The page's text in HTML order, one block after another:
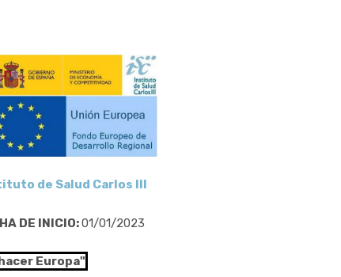
de Salud Carlos III
DE INICIO:01/01/2023
Europa"